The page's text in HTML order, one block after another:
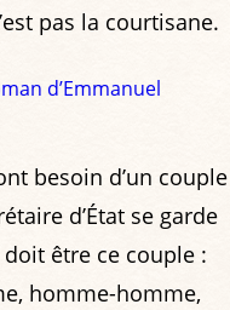
pas la courtisane.
d’Emmanuel
besoin d’un couple
d’État se garde
être ce couple :
homme-homme,